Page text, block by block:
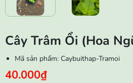
Cây Trâm Ổi (Hoa
Mã sản phẩm: Caybuithap-Tramoi
40.000₫